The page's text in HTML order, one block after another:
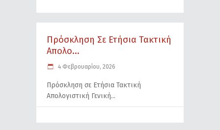
Πρόσκληση Σε Ετήσια Τακτική
Απολο...
4 Φεβρουαρίου, 2026
Πρόσκληση σε Ετήσια Τακτική
Απολογιστική Γενική